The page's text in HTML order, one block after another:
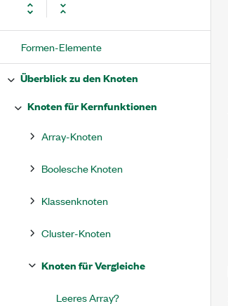
Formen-Elemente
Überblick zu den Knoten
Knoten für Kernfunktionen
Array-Knoten
Boolesche Knoten
Klassenknoten
Cluster-Knoten
Knoten für Vergleiche
Leeres Array?